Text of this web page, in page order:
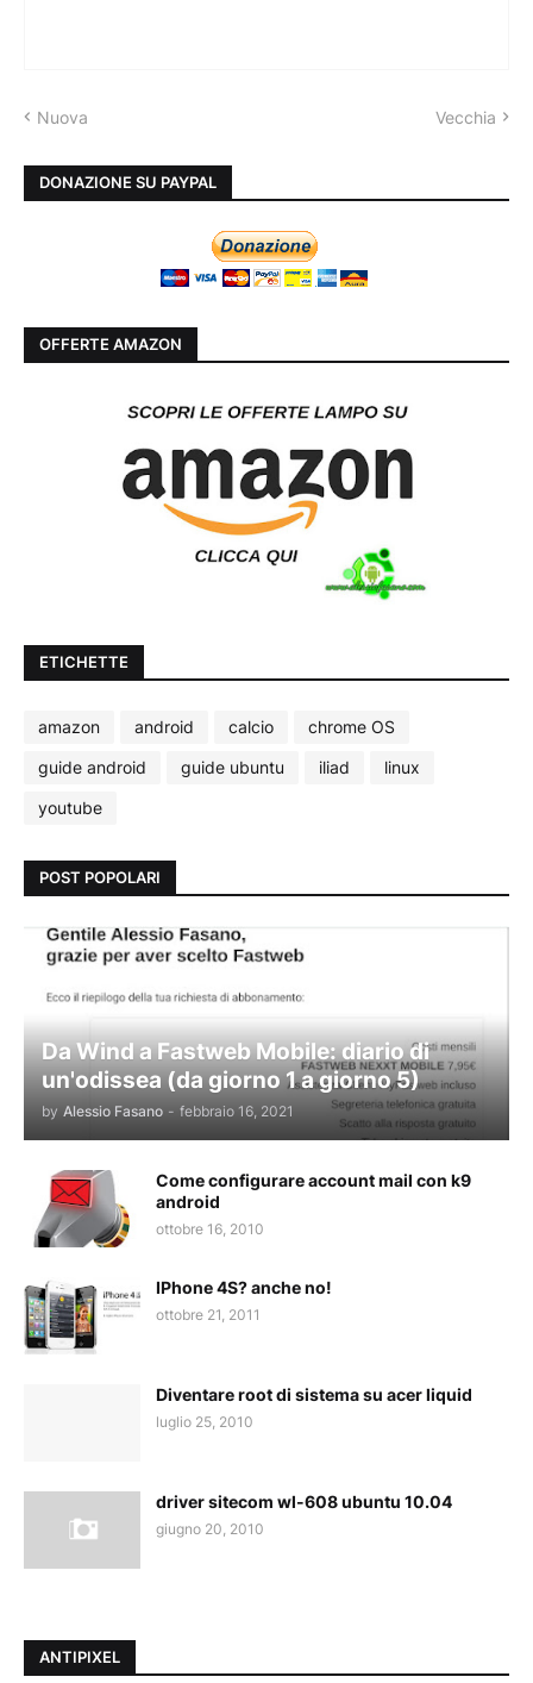
Nuova Vecchia
DONAZIONE SU PAYPAL
OFFERTE AMAZON
ETICHETTE
amazon android calcio
chrome OS
guide android
guide ubuntu iliad
linux
youtube
POST POPOLARI
Da Wind a Fastweb Mobile: diario di
un'odissea (da giorno 1 a giorno 5)
by Alessio Fasano - febbraio 16, 2021
Come configurare account mail con k9
android
ottobre 16, 2010
IPhone 4S? anche no!
ottobre 21, 2011
Diventare root di sistema su acer liquid
luglio 25, 2010
driver sitecom wl-608 ubuntu 10.04
giugno 20, 2010
ANTIPIXEL